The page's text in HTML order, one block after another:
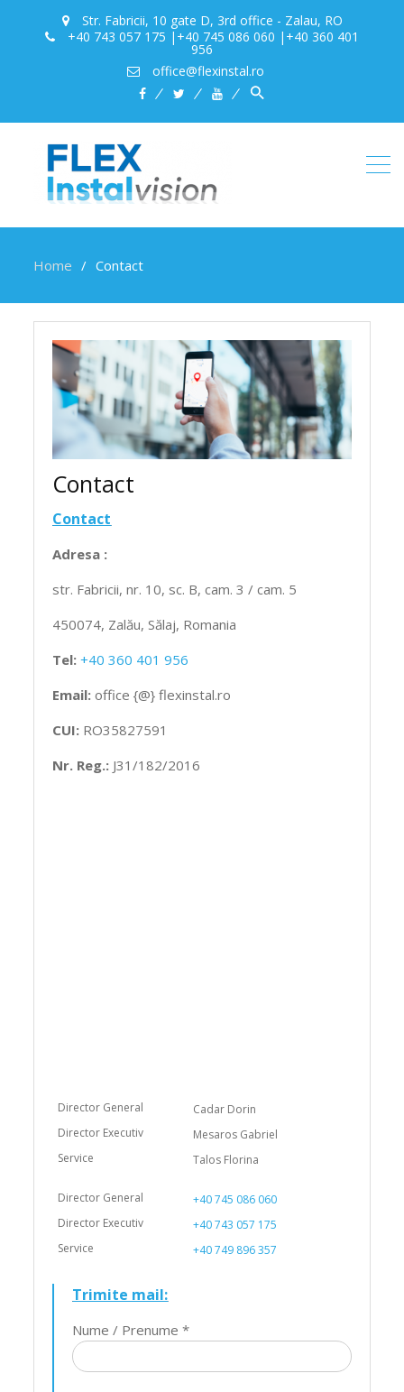
Str. Fabricii, 10 gate D, 3rd office - Zalau, RO
+40 743 057 175 |+40 745 086 060 |+40 360 401
956
office@flexinstal.ro
facebooktwitteryoutube
Search
Search Button
Home Contact
Contact
Contact
Adresa :
str. Fabricii, nr. 10, sc. B, cam. 3 / cam. 5
450074, Zalău, Sălaj, Romania
Tel: +40 360 401 956
Email: office {@} flexinstal.ro
CUI: RO35827591
Nr. Reg.: J31/182/2016
Cadar Dorin
Mesaros Gabriel
Talos Florina
+40 745 086 060
+40 743 057 175
+40 749 896 357
Trimite mail:
Nume / Prenume *